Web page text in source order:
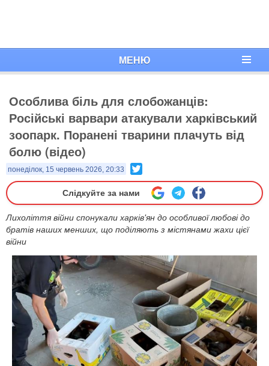
МЕНЮ
Особлива біль для слобожанців:
Російські варвари атакували харківський
зоопарк. Поранені тварини плачуть від
болю (відео)
понеділок, 15 червень 2026, 20:33
Слідкуйте за нами
Лихоліття війни спонукали харків'ян до особливої любові до
братів наших менших, що поділяють з містянами жахи цієї
війни